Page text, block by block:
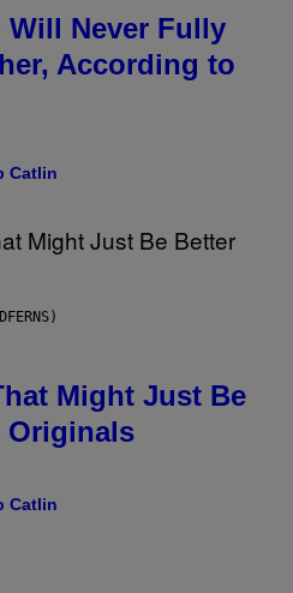
Will Never Fully
According to
Catlin
Might Just Be
Originals
Catlin